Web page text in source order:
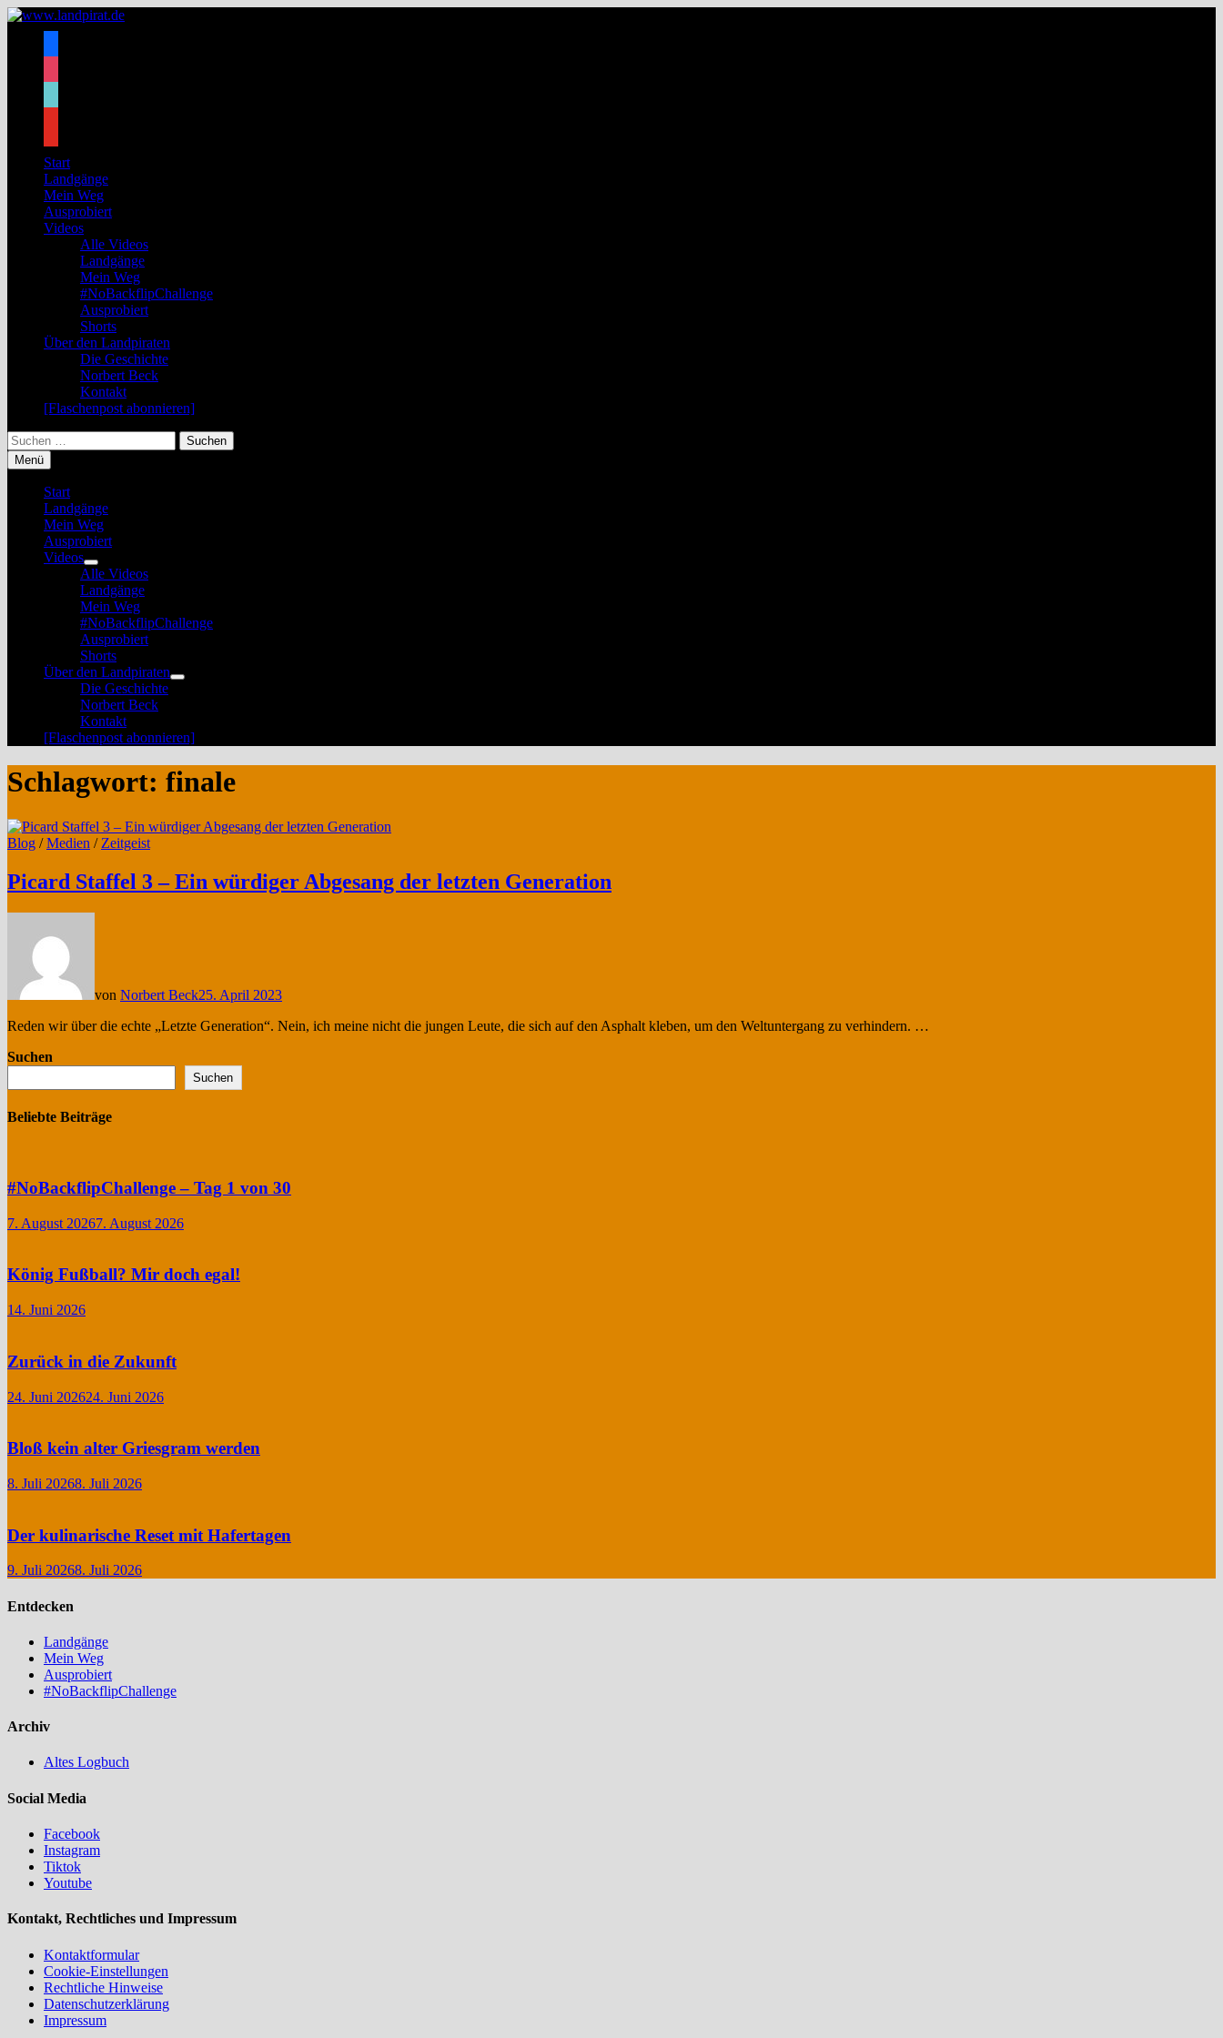
Zum
Start
Landgänge
Mein Weg
Ausprobiert
Videos
Alle Videos
Landgänge
Mein Weg
#NoBackflipChallenge
Ausprobiert
Shorts
Über den Landpiraten
Die Geschichte
Norbert Beck
Kontakt
[Flaschenpost abonnieren]
Suchen
nach:
Menü
Start
Landgänge
Mein Weg
Ausprobiert
Videos
Untermenü
anzeigen
Alle Videos
Landgänge
Mein Weg
#NoBackflipChallenge
Ausprobiert
Shorts
Über den Landpiraten
Untermenü
Die Geschichte
Norbert Beck
Kontakt
[Flaschenpost abonnieren]
Schlagwort: finale
Blog /Medien / Zeitgeist
Picard Staffel 3 – Ein würdiger Abgesang der letzten Generation
von Norbert Beck25. April 2023
Reden wir über die echte „Letzte Generation“. Nein, ich meine nicht die jungen Leute, die sich auf den Asphalt kleben, um den Weltuntergang zu verhindern. …
Suchen
Suchen
Beliebte Beiträge
#NoBackflipChallenge – Tag 1 von 30
7. August 20267. August 2026
König Fußball? Mir doch egal!
14. Juni 2026
Zurück in die Zukunft
24. Juni 202624. Juni 2026
Bloß kein alter Griesgram werden
8. Juli 20268. Juli 2026
Der kulinarische Reset mit Hafertagen
9. Juli 20268. Juli 2026
Entdecken
Landgänge
Mein Weg
Ausprobiert
#NoBackflipChallenge
Archiv
Altes Logbuch
Social Media
Facebook
Instagram
Tiktok
Youtube
Kontakt, Rechtliches und Impressum
Kontaktformular
Cookie-Einstellungen
Rechtliche Hinweise
Datenschutzerklärung
Impressum